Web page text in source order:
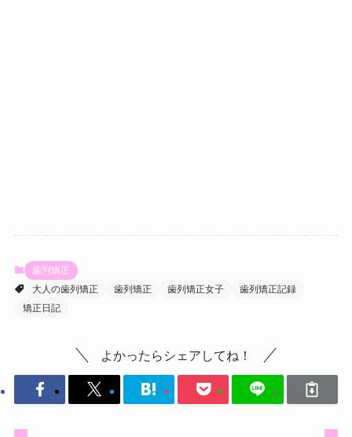
歯列矯正
大人の歯列矯正
歯列矯正 歯列矯正女子
歯列矯正記録
矯正日記
よかったらシェアしてね！